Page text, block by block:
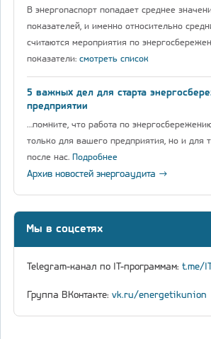
В энергопаспорт попадает среднее
показателей, и именно относительно
считаются мероприятия по
показатели: смотреть список
5 важных дел для старта
предприятии
…помните, что работа по
только для вашего предприятия, но и для
после нас. Подробнее
Архив новостей энергоаудита →
Мы в соцсетях
Telegram-канал по IT-программам: t.me/
Группа ВКонтакте: vk.ru/energetikunion